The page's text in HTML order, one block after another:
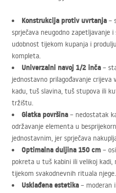
Konstrukcija protiv uvrtanja –
sprječava neugodno zapetljavanje
udobnost tijekom kupanja i
kompleta.
Univerzalni navoj 1/2 inča –
jednostavno prilagođavanje
kadu, tuš slavina, tuš stupova ili
tržištu.
Glatka površina – nedostatak
održavanje elementa u
jednostavnim, jer sprječava
Optimalna duljina 150 cm –
pokreta u tuš kabini ili velikoj kadi,
tijekom svakodnevnih rituala njege.
Usklađena estetika – moderan